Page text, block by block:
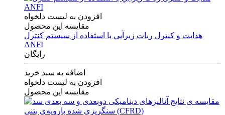
افزودن به لیست دلخواه
مقایسه این محصول
هدايت و كنترل ربات زيرآبي با استفاده از سيستم كنترل
ANFI
رایگان
اضافه به سبد خرید
افزودن به لیست دلخواه
مقایسه این محصول